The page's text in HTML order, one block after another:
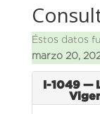
Éstos datos
marzo 20,
I-1049 —